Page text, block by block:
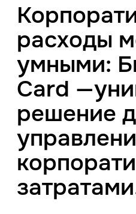
расходы
умными:
Card
решение